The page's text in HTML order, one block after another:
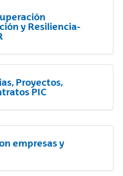
y Resiliencia-
Proyectos,
PIC
empresas y